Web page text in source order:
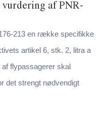
af PNR-
213 en række specifikke
artikel 6, stk. 2, litra a
flypassagerer skal
det strengt nødvendigt